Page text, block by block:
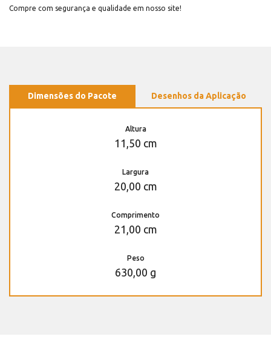
Compre com segurança e qualidade em nosso site!
Dimensões do Pacote Desenhos da Aplicação
Altura
11,50 cm
Largura
20,00 cm
Comprimento
21,00 cm
Peso
630,00 g